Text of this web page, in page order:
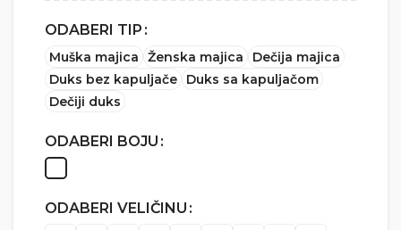
ODABERI TIP
Muška majica Ženska majica
Dečija majica
Duks bez kapuljače
Duks sa kapuljačom
Dečiji duks
ODABERI BOJU
ODABERI VELIČINU